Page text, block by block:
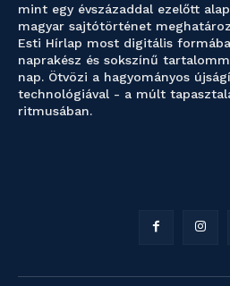
mint egy évszázaddal ezelőtt
magyar sajtótörténet
Esti Hírlap most digitális
naprakész és sokszínű
nap. Ötvözi a hagyományos
technológiával - a múlt
ritmusában.